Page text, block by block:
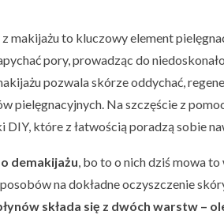
makijażu to kluczowy element
pory, prowadząc do
pozwala skórze oddychać,
pielęgnacyjnych. Na szczęście z
DIY, które z łatwością poradzą sobie
demakijażu, bo to o nich dziś mowa to
na dokładne oczyszczenie
składa się z dwóch warstw –